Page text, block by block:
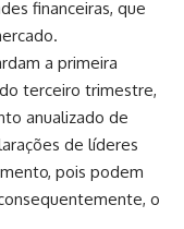
financeiras, que
a primeira
terceiro trimestre,
anualizado de
de líderes
pois podem
o